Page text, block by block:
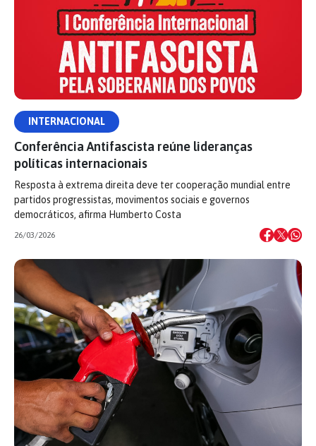
INTERNACIONAL
Conferência Antifascista reúne lideranças
políticas internacionais
Resposta à extrema direita deve ter cooperação mundial entre
partidos progressistas, movimentos sociais e governos
democráticos, afirma Humberto Costa
26/03/2026